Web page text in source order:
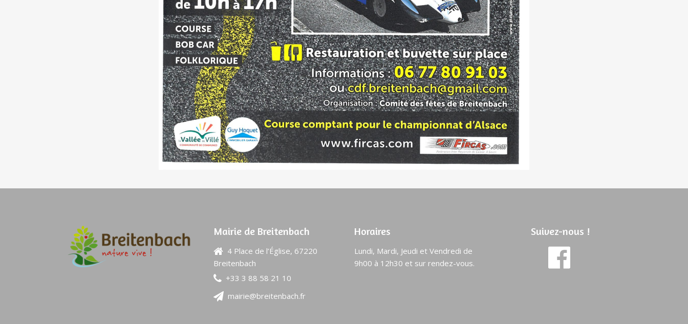
Mairie de Breitenbach
4 Place de l’Église, 67220
Breitenbach
+33 3 88 58 21 10
mairie@breitenbach.fr
Horaires
Lundi, Mardi, Jeudi et Vendredi de
9h00 à 12h30 et sur rendez-vous.
Suivez-nous !